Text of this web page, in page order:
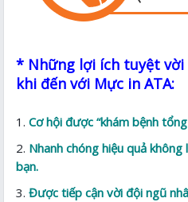
* Những lợi ích tuyệt vời
khi đến với Mực in ATA:
Cơ hội được “khám bệnh
Nhanh chóng hiệu quả
bạn.
Được tiếp cận vời đội ngũ